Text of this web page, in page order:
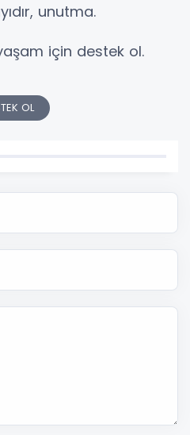
unutma.
için destek ol.
OL